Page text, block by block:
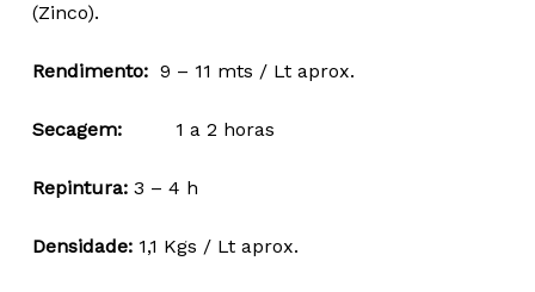
(Zinco).
Rendimento:9 – 11 mts / Lt aprox.
Secagem:1 a 2 horas
Repintura:3 – 4 h
Densidade: 1,1 Kgs / Lt aprox.